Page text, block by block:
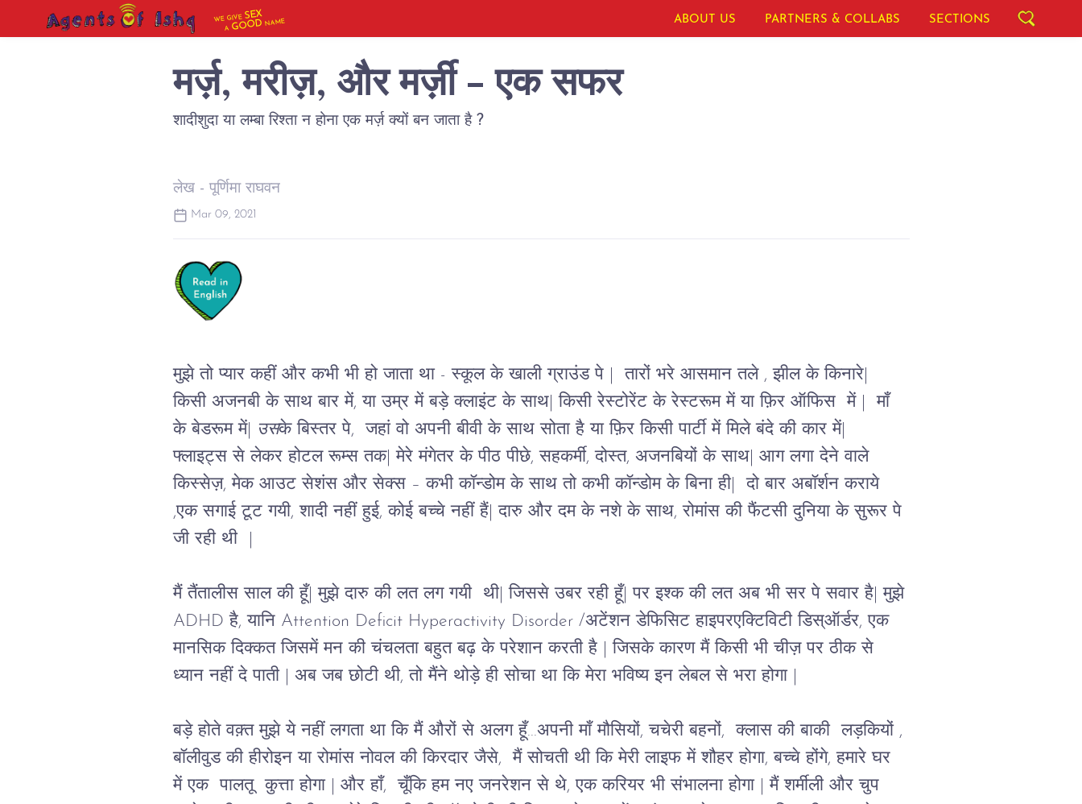
WE GIVESEX
AGOOD NAME ABOUT US PARTNERS & COLLABS SECTIONS
मर्ज़, मरीज़, और मर्ज़ी - एक सफर
शादीशुदा या लम्बा रिश्ता न होना एक मर्ज़ क्यों बन जाता है ?
लेख - पूर्णिमा राघवन
Mar 09, 2021
मुझे तो प्यार कहीं और कभी भी हो जाता था - स्कूल के खाली ग्राउंड पे |  तारों भरे आसमान तले , झील के किनारे|
किसी अजनबी के साथ बार में, या उम्र में बड़े क्लाइंट के साथ| किसी रेस्टोरेंट के रेस्टरूम में या फ़िर ऑफिस  में |  माँ
के बेडरूम में|
उसके बिस्तर पे,  जहां वो अपनी बीवी के साथ सोता है या फ़िर किसी पार्टी में मिले बंदे की कार में|
फ्लाइट्स से लेकर होटल रूम्स तक| मेरे मंगेतर के पीठ पीछे, सहकर्मी, दोस्त, अजनबियों के साथ| आग लगा देने वाले
किस्सेज़, मेक आउट सेशंस और सेक्स – कभी कॉन्डोम के साथ तो कभी कॉन्डोम के बिना ही|  दो बार अबॉर्शन कराये
,एक सगाई टूट गयी, शादी नहीं हुई, कोई बच्चे नहीं हैं| दारु और दम के नशे के साथ, रोमांस की फैंटसी दुनिया के सुरूर पे
जी रही थी  |
मैं तैंतालीस साल की हूँ| मुझे दारु की लत लग गयी  थी| जिससे उबर रही हूँ| पर इश्क की लत अब भी सर पे सवार है| मुझे
ADHD है, यानि Attention Deficit Hyperactivity Disorder /अटेंशन डेफिसिट हाइपरएक्टिविटी डिस्ऑर्डर, एक
मानसिक दिक्कत जिसमें मन की चंचलता बहुत बढ़ के परेशान करती है
| जिसके कारण मैं किसी भी चीज़ पर ठीक से
ध्यान नहीं दे पाती
अब जब छोटी थी, तो मैंने थोड़े ही सोचा था कि मेरा भविष्य इन लेबल से भरा होगा |
बड़े होते वक़्त मुझे ये नहीं लगता था कि मैं औरों से अलग हूँ...अपनी माँ मौसियों, चचेरी बहनों,  क्लास की बाकी  लड़कियों ,
बॉलीवुड की हीरोइन या रोमांस नोवल की किरदार जैसे,  मैं सोचती थी कि मेरी लाइफ में शौहर होगा, बच्चे होंगे, हमारे घर
में एक  पालतू  कुत्ता होगा
और हाँ,  चूँकि हम नए जनरेशन से थे, एक करियर भी संभालना होगा
मैं शर्मीली और चुप